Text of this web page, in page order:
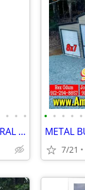
• • •
SHIPPING CONTAINERS FOR FARMS & RURAL PROPERTIES (385) 446-6148
• • • • •
7/21